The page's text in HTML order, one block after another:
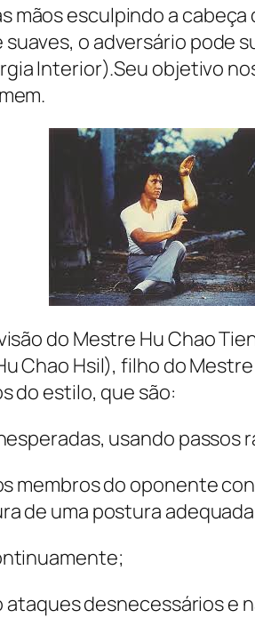
esculpindo a
suaves, o adversário
Interior).Seu objetivo
do Mestre Hu Chao
Chao Hsil), filho do
do estilo, que são:
usando passos
membros do oponente
de uma postura
ataques desnecessários